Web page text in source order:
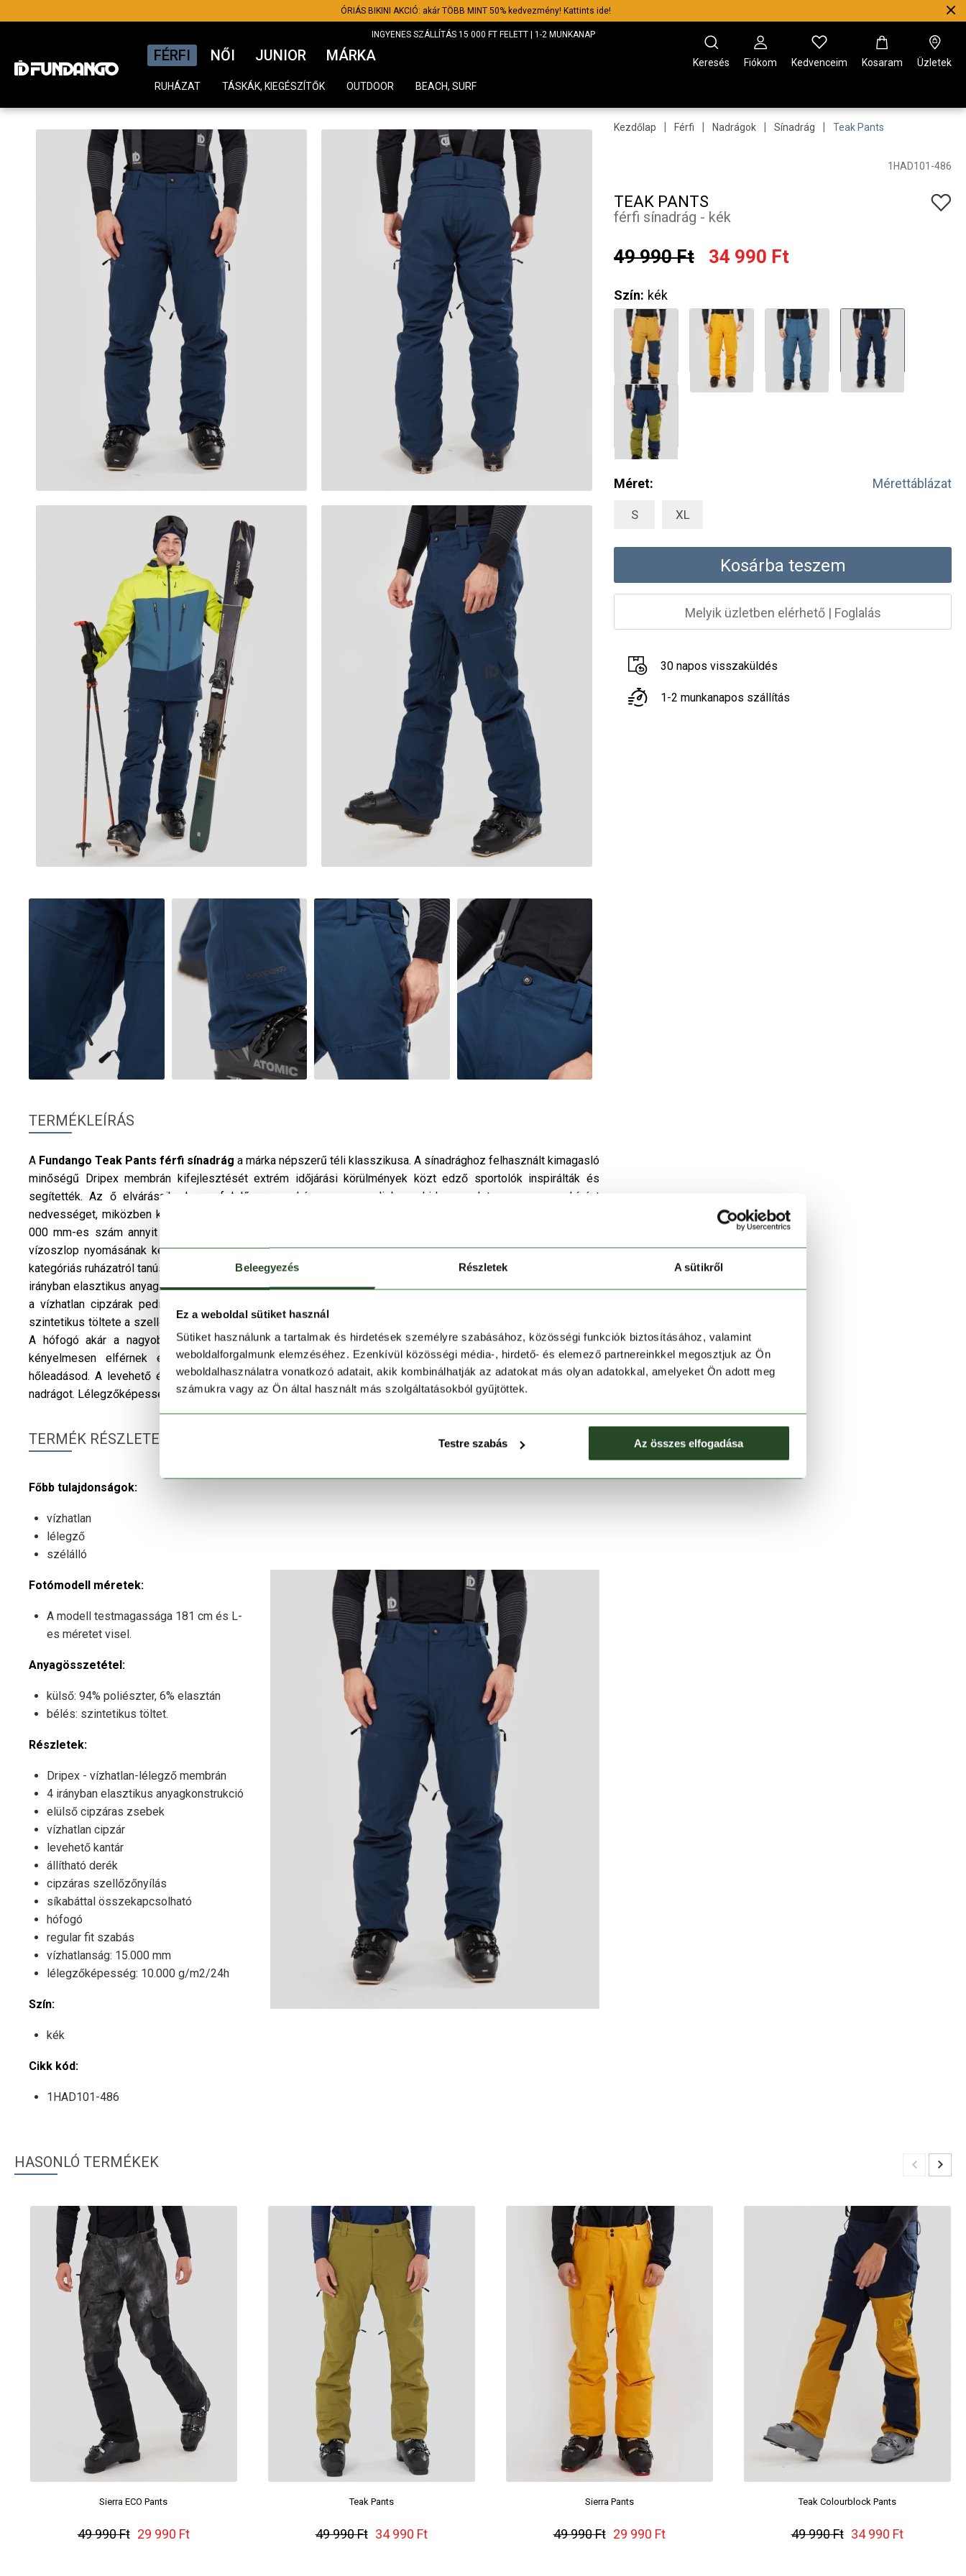
Beleegyezés Részletek A sütikről
Ez a weboldal sütiket használ
Sütiket használunk a tartalmak és hirdetések személyre szabásához, közösségi funkciók biztosításához, valamint
weboldalforgalmunk elemzéséhez. Ezenkívül közösségi média-, hirdető- és elemező partnereinkkel megosztjuk az Ön
weboldalhasználatra vonatkozó adatait, akik kombinálhatják az adatokat más olyan adatokkal, amelyeket Ön adott meg
számukra vagy az Ön által használt más szolgáltatásokból gyűjtöttek.
Testre szabás Az összes elfogadása
ÓRIÁS BIKINI AKCIÓ: akár TÖBB MINT 50% kedvezmény! Kattints ide!
INGYENES SZÁLLÍTÁS 15 000 FT FELETT | 1-2 MUNKANAP
FÉRFI NŐI JUNIOR MÁRKA
RUHÁZAT TÁSKÁK, KIEGÉSZÍTŐK OUTDOOR BEACH, SURF
Keresés Fiókom Kedvenceim Kosaram Üzletek
TERMÉKLEÍRÁS
A Fundango Teak Pants férfi sínadrág a márka népszerű téli klasszikusa. A sínadrághoz felhasznált kimagasló
minőségű Dripex membrán kifejlesztését extrém időjárási körülmények közt edző sportolók inspirálták és
segítették. Az ő elvárásaiknak megfelelően a nadrág nem engedi be a hideg szelet, vagy a nem kívánt
nedvességet, miközben kifele szabad utat biztosít az aktív mozgás közben keletkező izzadságpárának. A 15
000 mm-es szám annyit jelent, hogy a nadrág minden négyzetcentiméterének egy 15 000 milliméter magas
vízoszlop nyomásának kell ellenállnia, anélkül, hogy az átengedné a nedvességet. Ez az érték már prémium
kategóriás ruházatról tanúskodik: a
sínadrágakár szakadó esőben is áthatolhatatlan marad a víz számára. A négy
irányban elasztikus anyag konstrukció valamint a Regular Fit szabás felelnek maximális mozgásszabadságodért,
a vízhatlan cipzárak pedig kívül rekesztik a hirtelen lezúduló csapadékot. A síkabáthoz kapcsolható nadrág
szintetikus töltete a szellőzőképesség csorbítása nélkül tart melegen a hideg, téli időjárási viszonyok között is.
A hófogó akár a nagyobb bukásoknál is meggátolja a hó ruházat alá jutását. Elülső cipzáras zsebeiben
kényelmesen elférnek értékeid. A cipzáras szellőzőnyílások segítségével egyszerűen szabályozhatod
hőleadásod. A levehető és állítható kantár, valamint az állítható derék révén teljesen személyre szabhatod a
nadrágot. Lélegzőképessége 10 000 g/m2/24h.
TERMÉK RÉSZLETEK
Főbb tulajdonságok:
vízhatlan
lélegző
szélálló
Fotómodell méretek:
A modell testmagassága 181 cm és L-
es méretet visel.
Anyagösszetétel:
külső: 94% poliészter, 6% elasztán
bélés: szintetikus töltet.
Részletek:
Dripex - vízhatlan-lélegző membrán
4 irányban elasztikus anyagkonstrukció
elülső cipzáras zsebek
vízhatlan cipzár
levehető kantár
állítható derék
cipzáras szellőzőnyílás
síkabáttal összekapcsolható
hófogó
regular fit szabás
vízhatlanság: 15.000 mm
lélegzőképesség: 10.000 g/m2/24h
Szín:
kék
Cikk kód:
1HAD101-486
Kezdőlap | Férfi | Nadrágok | Sínadrág | Teak Pants
1HAD101-486
TEAK PANTS
férfi sínadrág - kék
49 990 Ft 34 990 Ft
Szín: kék
Méret: Mérettáblázat
S XL
Kosárba teszem
Melyik üzletben elérhető| Foglalás
30 napos visszaküldés
1-2 munkanapos szállítás
HASONLÓ TERMÉKEK
Sierra ECO Pants
49 990 Ft 29 990 Ft
Teak Pants
49 990 Ft 34 990 Ft
Sierra Pants
49 990 Ft 29 990 Ft
Teak Colourblock Pants
49 990 Ft 34 990 Ft